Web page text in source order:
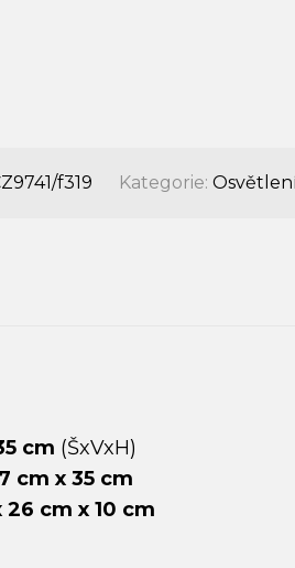
f319 Kategorie:
cm (ŠxVxH)
cm x 35 cm
26 cm x 10 cm